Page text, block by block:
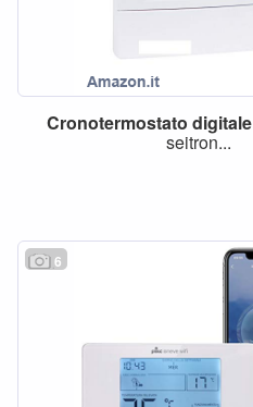
Cronotermostato digitale
seitron...
6